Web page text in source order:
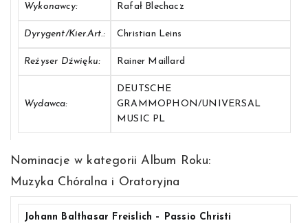
Wykonawcy: Rafał Blechacz
Dyrygent/Kier.art.: Christian Leins
Reżyser Dźwięku: Rainer Maillard
Wydawca:
DEUTSCHE
GRAMMOPHON/UNIVERSAL
MUSIC PL
Nominacje w kategorii Album Roku:
Muzyka Chóralna i Oratoryjna
Johann Balthasar Freislich – Passio Christi